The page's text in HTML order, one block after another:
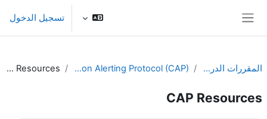
تسجيل الدخول
المقررات الدراسية Common Alerting Protocol (CAP)
CAP Resources
CAP Resources